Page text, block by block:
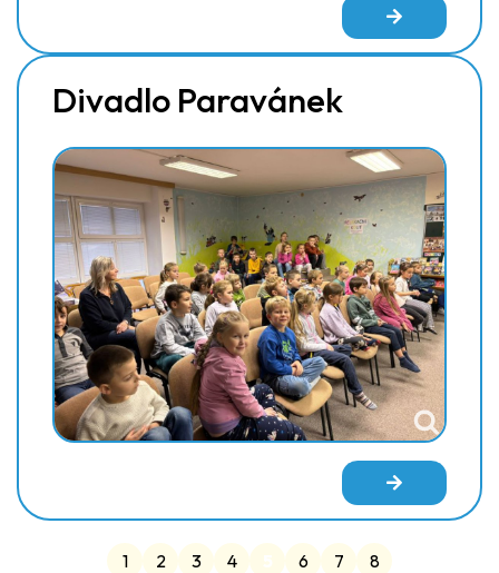
Divadlo Paravánek
1 2 3 4 6 7 8